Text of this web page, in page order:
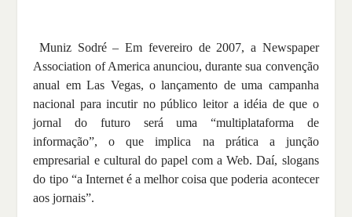
Muniz Sodré – Em fevereiro de 2007, a Newspaper
Association of America anunciou, durante sua convenção
anual em Las Vegas, o lançamento de uma campanha
nacional para incutir no público leitor a idéia de que o
jornal do futuro será uma “multiplataforma de
informação”, o que implica na prática a junção
empresarial e cultural do papel com a Web. Daí, slogans
do tipo “a Internet é a melhor coisa que poderia acontecer
aos jornais”.